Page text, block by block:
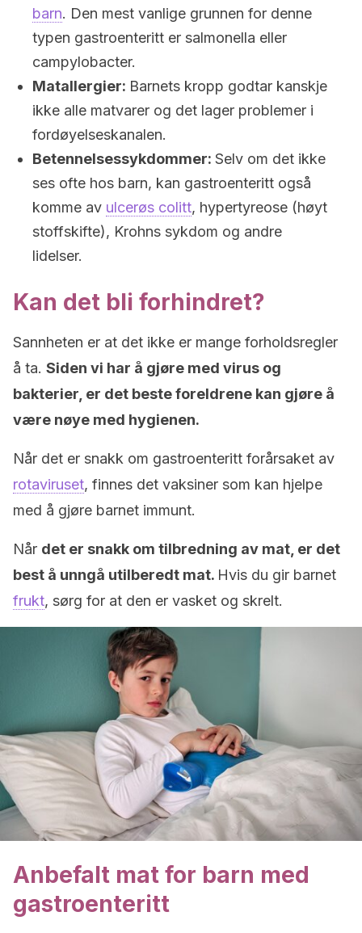
barn. Den mest vanlige grunnen for denne
typen gastroenteritt er salmonella eller
campylobacter.
Matallergier: Barnets kropp godtar kanskje
ikke alle matvarer og det lager problemer i
fordøyelseskanalen.
Betennelsessykdommer: Selv om det ikke
ses ofte hos barn, kan gastroenteritt også
komme av ulcerøs colitt, hypertyreose (høyt
stoffskifte), Krohns sykdom og andre
lidelser.
Kan det bli forhindret?
Sannheten er at det ikke er mange forholdsregler
å ta. Siden vi har å gjøre med virus og
bakterier, er det beste foreldrene kan gjøre å
være nøye med hygienen.
Når det er snakk om gastroenteritt forårsaket av
rotaviruset, finnes det vaksiner som kan hjelpe
med å gjøre barnet immunt.
Når det er snakk om tilbredning av mat, er det
best å unngå utilberedt mat. Hvis du gir barnet
frukt, sørg for at den er vasket og skrelt.
Anbefalt mat for barn med
gastroenteritt